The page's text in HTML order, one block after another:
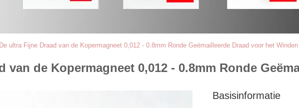
De ultra Fijne Draad van de Kopermagneet 0,012 - 0.8mm Ronde Geëmailleerde Draad voor het Winden
van de Kopermagneet 0,012 - 0.8mm Ronde
Basisinformatie